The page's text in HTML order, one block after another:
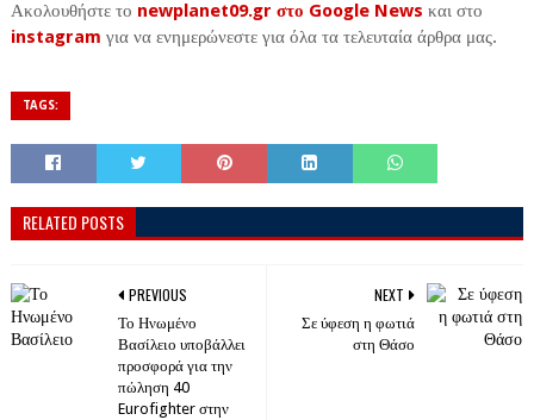
Ακολουθήστε το newplanet09.gr στο Google News και στο
instagram για να ενημερώνεστε για όλα τα τελευταία άρθρα μας.
TAGS:
RELATED POSTS
NEXT
Σε ύφεση η φωτιά
στη Θάσο
PREVIOUS
Το Ηνωμένο
Βασίλειο υποβάλλει
προσφορά για την
πώληση 40
Eurofighter στην